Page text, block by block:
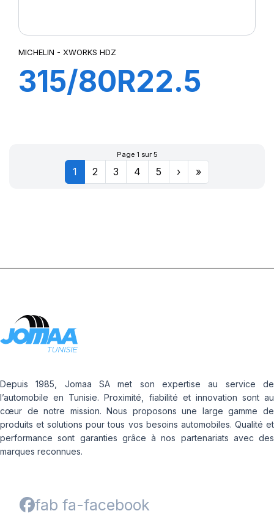
MICHELIN - XWORKS HDZ
315/80R22.5
156/150K
Page 1 sur 5
1 2 3 4 5 › »
Depuis 1985, Jomaa SA met son expertise au service de
l’automobile en Tunisie. Proximité, fiabilité et innovation sont au
cœur de notre mission. Nous proposons une large gamme de
produits et solutions pour tous vos besoins automobiles. Qualité et
performance sont garanties grâce à nos partenariats avec des
marques reconnues.
fab fa-facebook